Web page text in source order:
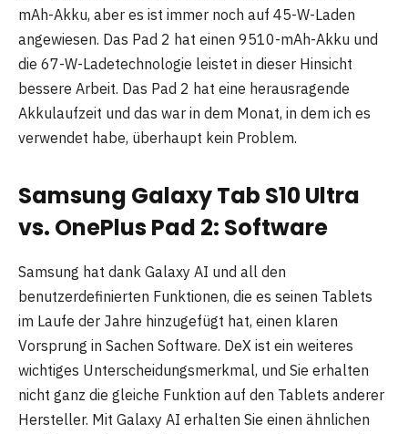
mAh-Akku, aber es ist immer noch auf 45-W-Laden
angewiesen. Das Pad 2 hat einen 9510-mAh-Akku und
die 67-W-Ladetechnologie leistet in dieser Hinsicht
bessere Arbeit. Das Pad 2 hat eine herausragende
Akkulaufzeit und das war in dem Monat, in dem ich es
verwendet habe, überhaupt kein Problem.
Samsung Galaxy Tab S10 Ultra
vs. OnePlus Pad 2: Software
Samsung hat dank Galaxy AI und all den
benutzerdefinierten Funktionen, die es seinen Tablets
im Laufe der Jahre hinzugefügt hat, einen klaren
Vorsprung in Sachen Software. DeX ist ein weiteres
wichtiges Unterscheidungsmerkmal, und Sie erhalten
nicht ganz die gleiche Funktion auf den Tablets anderer
Hersteller. Mit Galaxy AI erhalten Sie einen ähnlichen